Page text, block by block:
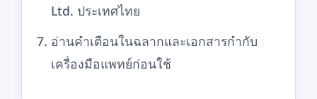
Ltd. ประเทศไทย
อ่านคำเตือนในฉลากและเอกสารกำกับ
เครื่องมือแพทย์ก่อนใช้